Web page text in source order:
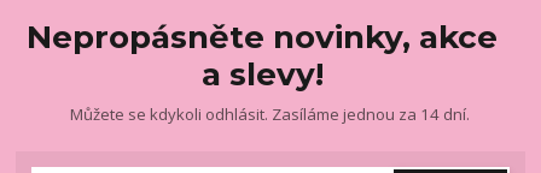
Nepropásněte novinky, akce
a slevy!
Můžete se kdykoli odhlásit. Zasíláme jednou za 14 dní.